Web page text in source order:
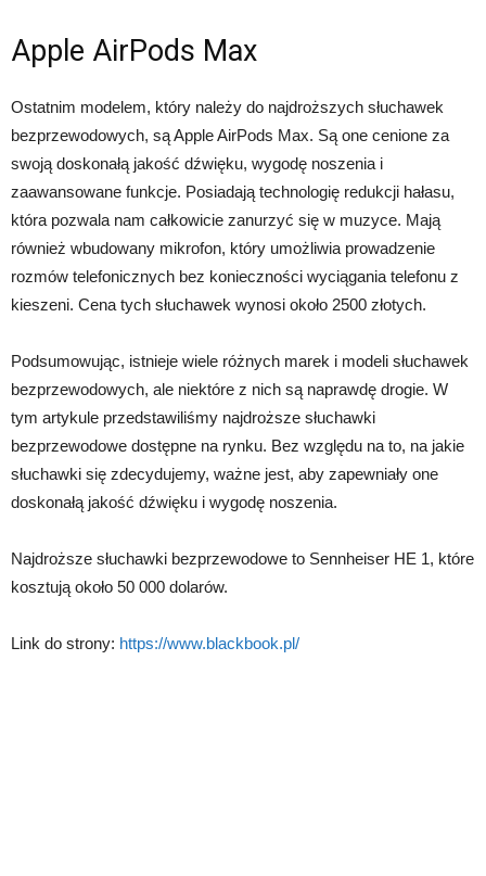
Apple AirPods Max
Ostatnim modelem, który należy do najdroższych słuchawek
bezprzewodowych, są Apple AirPods Max. Są one cenione za
swoją doskonałą jakość dźwięku, wygodę noszenia i
zaawansowane funkcje. Posiadają technologię redukcji hałasu,
która pozwala nam całkowicie zanurzyć się w muzyce. Mają
również wbudowany mikrofon, który umożliwia prowadzenie
rozmów telefonicznych bez konieczności wyciągania telefonu z
kieszeni. Cena tych słuchawek wynosi około 2500 złotych.
Podsumowując, istnieje wiele różnych marek i modeli słuchawek
bezprzewodowych, ale niektóre z nich są naprawdę drogie. W
tym artykule przedstawiliśmy najdroższe słuchawki
bezprzewodowe dostępne na rynku. Bez względu na to, na jakie
słuchawki się zdecydujemy, ważne jest, aby zapewniały one
doskonałą jakość dźwięku i wygodę noszenia.
Najdroższe słuchawki bezprzewodowe to Sennheiser HE 1, które
kosztują około 50 000 dolarów.
Link do strony: https://www.blackbook.pl/